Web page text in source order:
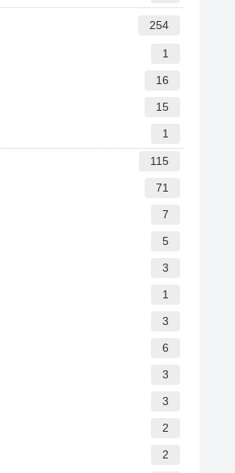
254
1
16
15
1
115
71
7
5
3
1
3
6
3
3
2
2